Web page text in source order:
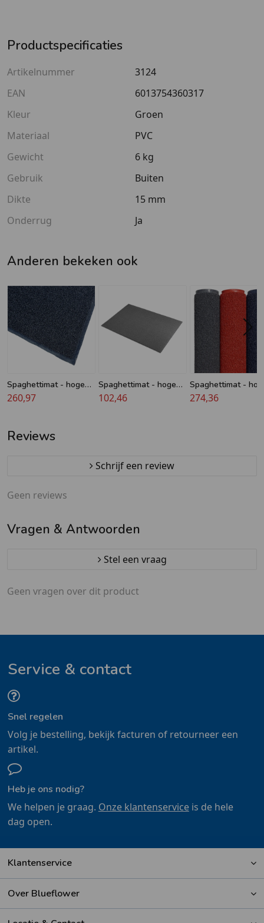
Productspecificaties
Artikelnummer
3124
EAN
6013754360317
Kleur
Groen
Materiaal
PVC
Gewicht
6 kg
Gebruik
Buiten
Dikte
15 mm
Onderrug
Ja
Anderen bekeken ook
Spaghettimat - hoge
kwaliteit - 14 mm - 120
260,97
Spaghettimat - hoge
kwaliteit - 10 mm - 90
102,46
Spaghettimat -
kwaliteit - 16 mm -
274,36
Reviews
Schrijf een review
Geen reviews
Vragen & Antwoorden
Stel een vraag
Geen vragen over dit product
Service & contact
Snel regelen
Volg je bestelling, bekijk facturen of retourneer een
artikel.
Heb je ons nodig?
We helpen je graag. Onze klantenserviceis de hele
dag open.
Klantenservice
Over Blueflower